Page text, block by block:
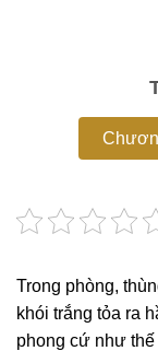
Trong phòng,
khói trắng tỏa ra
phong cứ như thế